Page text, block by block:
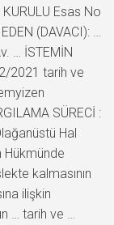
KURULU Esas No
(DAVACI): …
… İSTEMİN
2021 tarih ve
SÜRECİ :
Hal
Hükmünde
kalmasının
ilişkin
… tarih ve …